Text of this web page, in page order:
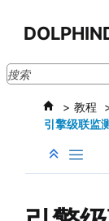
教程
引擎级联监